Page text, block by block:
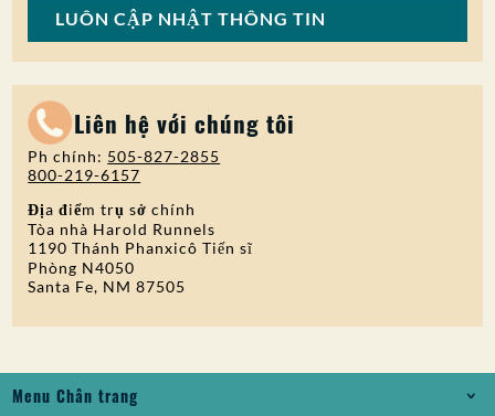
LUÔN CẬP NHẬT THÔNG TIN
Liên hệ với chúng tôi
Ph chính: 505-827-2855
800-219-6157
Địa điểm trụ sở chính
Tòa nhà Harold Runnels
1190 Thánh Phanxicô Tiến sĩ
Phòng N4050
Santa Fe, NM 87505
Menu Chân trang